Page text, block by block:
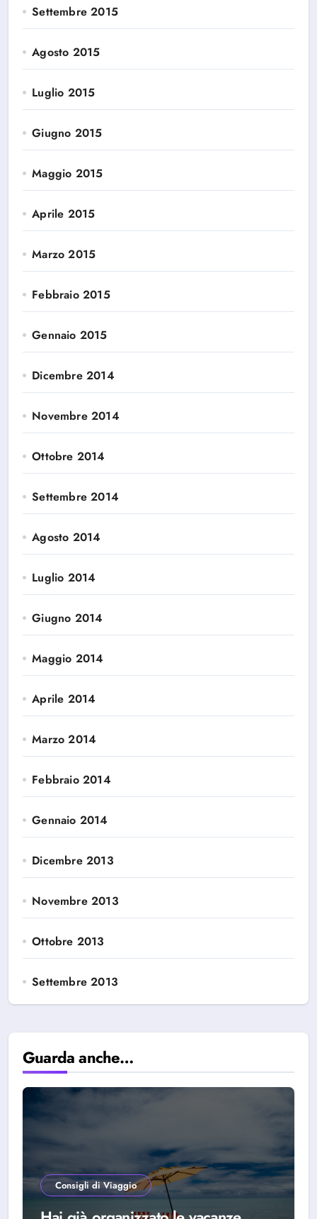
Settembre 2015
Agosto 2015
Luglio 2015
Giugno 2015
Maggio 2015
Aprile 2015
Marzo 2015
Febbraio 2015
Gennaio 2015
Dicembre 2014
Novembre 2014
Ottobre 2014
Settembre 2014
Agosto 2014
Luglio 2014
Giugno 2014
Maggio 2014
Aprile 2014
Marzo 2014
Febbraio 2014
Gennaio 2014
Dicembre 2013
Novembre 2013
Ottobre 2013
Settembre 2013
Guarda anche…
Consigli di Viaggio